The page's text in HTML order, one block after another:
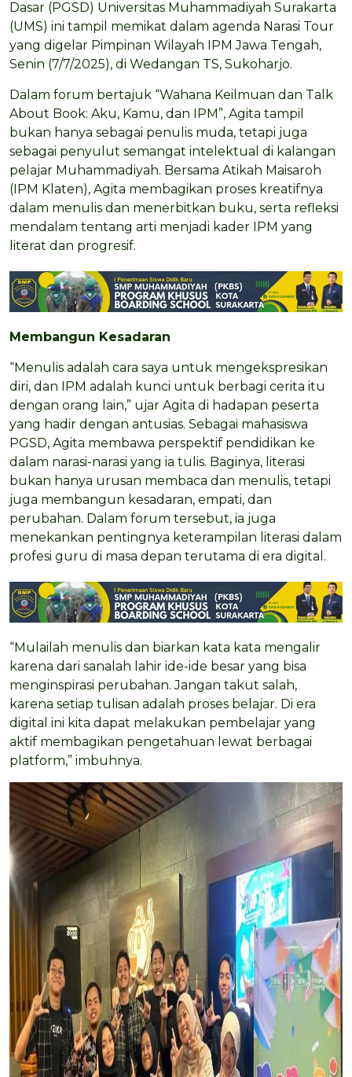
Dasar (PGSD) Universitas Muhammadiyah Surakarta
(UMS) ini tampil memikat dalam agenda Narasi Tour
yang digelar Pimpinan Wilayah IPM Jawa Tengah,
Senin (7/7/2025), di Wedangan TS, Sukoharjo.
Dalam forum bertajuk “Wahana Keilmuan dan Talk
About Book: Aku, Kamu, dan IPM”, Agita tampil
bukan hanya sebagai penulis muda, tetapi juga
sebagai penyulut semangat intelektual di kalangan
pelajar Muhammadiyah. Bersama Atikah Maisaroh
(IPM Klaten), Agita membagikan proses kreatifnya
dalam menulis dan menerbitkan buku, serta refleksi
mendalam tentang arti menjadi kader IPM yang
literat dan progresif.
Membangun Kesadaran
“Menulis adalah cara saya untuk mengekspresikan
diri, dan IPM adalah kunci untuk berbagi cerita itu
dengan orang lain,” ujar Agita di hadapan peserta
yang hadir dengan antusias. Sebagai mahasiswa
PGSD, Agita membawa perspektif pendidikan ke
dalam narasi-narasi yang ia tulis. Baginya, literasi
bukan hanya urusan membaca dan menulis, tetapi
juga membangun kesadaran, empati, dan
perubahan. Dalam forum tersebut, ia juga
menekankan pentingnya keterampilan literasi dalam
profesi guru di masa depan terutama di era digital.
“Mulailah menulis dan biarkan kata kata mengalir
karena dari sanalah lahir ide-ide besar yang bisa
menginspirasi perubahan. Jangan takut salah,
karena setiap tulisan adalah proses belajar. Di era
digital ini kita dapat melakukan pembelajar yang
aktif membagikan pengetahuan lewat berbagai
platform,” imbuhnya.